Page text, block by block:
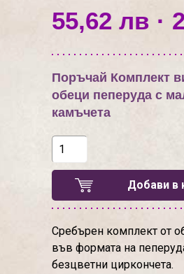
55,62 лв ·
Поръчай Комплект
обеци пеперуда с
камъчета
Добави в
Сребърен комплект от
във формата на
безцветни циркончета.